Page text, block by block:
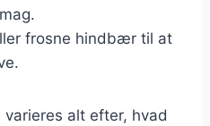
frosne hindbær til at
alt efter, hvad